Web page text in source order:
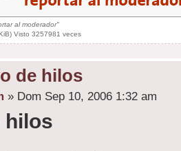
al moderador"
Visto 3257981 veces
de hilos
» Dom Sep 10, 2006 1:32 am
hilos